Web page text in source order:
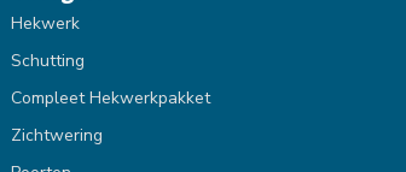
Hekwerk
Schutting
Compleet Hekwerkpakket
Zichtwering